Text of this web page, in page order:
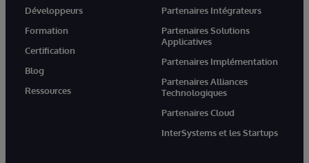
Développeurs
Formation
Certification
Blog
Ressources
Partenaires Intégrateurs
Partenaires Solutions
Applicatives
Partenaires Implémentation
Partenaires Alliances
Technologiques
Partenaires Cloud
InterSystems et les Startups